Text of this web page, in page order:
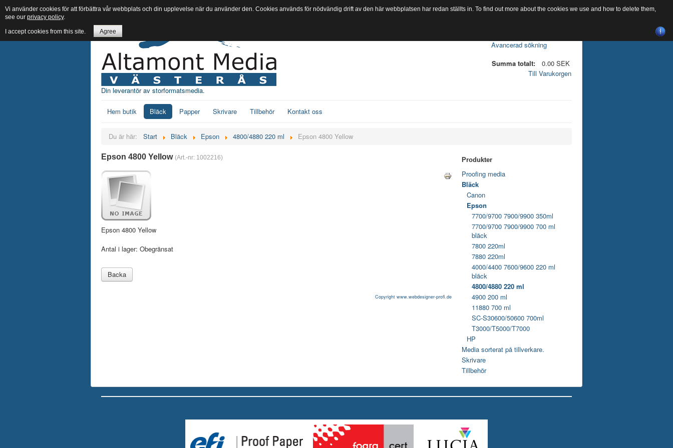
Din leverantör av storformatsmedia.
Avancerad sökning
Summa totalt:
0.00 SEK
Till Varukorgen
Hem butik Bläck Papper Skrivare Tillbehör Kontakt oss
Du är här: Start Bläck Epson 4800/4880 220 ml Epson 4800 Yellow
Epson 4800 Yellow (Art.-nr: 1002216)
Epson 4800 Yellow
Antal i lager: Obegränsat
Copyright www.webdesigner-profi.de
Produkter
Proofing media
Bläck
Canon
Epson
7700/9700 7900/9900 350ml
7700/9700 7900/9900 700 ml
bläck
7800 220ml
7880 220ml
4000/4400 7600/9600 220 ml
bläck
4800/4880 220 ml
4900 200 ml
11880 700 ml
SC-S30600/50600 700ml
T3000/T5000/T7000
HP
Media sorterat på tillverkare.
Skrivare
Tillbehör
Vi använder cookies för att förbättra vår webbplats och din upplevelse när du använder den. Cookies används för nödvändig drift av den här webbplatsen har redan ställts in. To find out more about the cookies we use and how to delete them,
see our privacy policy.
I accept cookies from this site. Agree